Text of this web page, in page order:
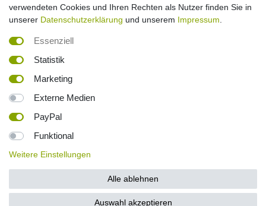
Barrierefreiheitserklärung Widerrufs­recht
*inkl. ges. MwSt. Versandkostenfrei innerhalb Deutschlands. Lieferzeiten und
Versandkosten für andere Länder und deutsche Inseln entnehmen Sie bitte
der Schaltfläche
einer effektiven Nutzung von 20 Minuten ausgegangen. Bei Infrarotkabinen
direkt abgerufen wird. Bei Infrarotkabinen mit Keramikstrahlern geht man
zuvor vor von einer Aufheizzeit von 10 Minuten aus.
³ Die angegebene Lieferzeit bezieht sich auf Inlandslieferungen (Festland).
Lieferfristen für Insel- und Auslandsversand entnehmen Sie bitte der
Versandkosten.
verwendeten Cookies und Ihren Rechten als Nutzer finden Sie in
unserer Datenschutzerklärung und unserem Impressum
Essenziell
Statistik
Marketing
Externe Medien
PayPal
Funktional
Weitere Einstellungen
Alle ablehnen
Auswahl akzeptieren